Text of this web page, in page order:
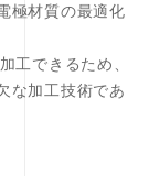
極材質の最適化
工できるため、
な加工技術であ